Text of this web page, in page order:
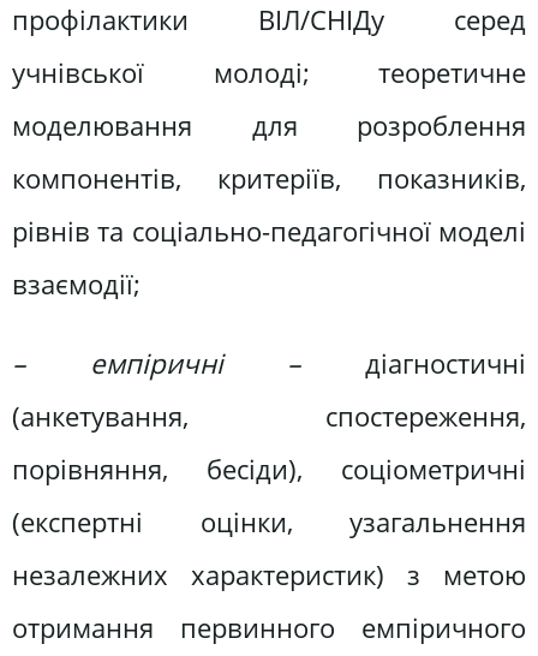
профілактики ВІЛ/СНІДу серед
учнівської молоді; теоретичне
моделювання для розроблення
компонентів, критеріїв, показників,
рівнів та соціально-педагогічної моделі
взаємодії;
– емпіричні –діагностичні
(анкетування, спостереження,
порівняння, бесіди), соціометричні
(експертні оцінки, узагальнення
незалежних характе­ристик) з метою
отримання первинного емпіричного